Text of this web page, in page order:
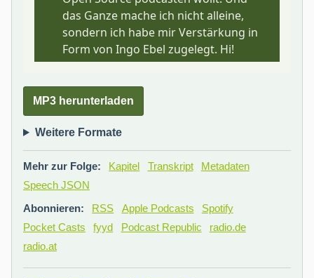
MP3 herunterladen
Weitere Formate
Mehr zur Folge: Kapitel Transkript
Metadaten
Speech JSON
Abonnieren:
RSS Apple Podcasts
Spotify
Pocket Casts
fyyd Podcast Republic
radio.de
radio.at